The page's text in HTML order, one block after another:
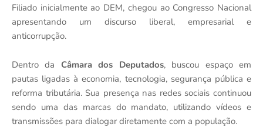
Filiado inicialmente ao DEM, chegou ao Congresso Nacional
apresentando um discurso liberal, empresarial e
anticorrupção.
Dentro da Câmara dos Deputados, buscou espaço em
pautas ligadas à economia, tecnologia, segurança pública e
reforma tributária. Sua presença nas redes sociais continuou
sendo uma das marcas do mandato, utilizando vídeos e
transmissões para dialogar diretamente com a população.